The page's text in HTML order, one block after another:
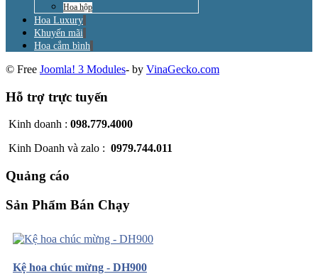
Hoa hộp
Hoa Luxury
Khuyến mãi
Hoa cắm bình
© Free Joomla! 3 Modules- by VinaGecko.com
Hỗ trợ trực tuyến
Kinh doanh : 098.779.4000
Kinh Doanh và zalo : 0979.744.011
Quảng cáo
Sản Phẩm Bán Chạy
Kệ hoa chúc mừng - DH900